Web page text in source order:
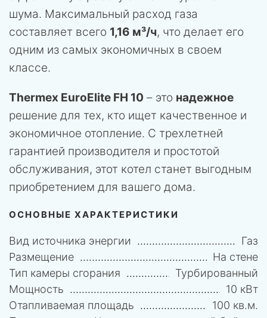
шума. Максимальный расход газа
составляет всего 1,16 м³/ч, что делает его
одним из самых экономичных в своем
классе.
Thermex EuroElite FH 10 – это надежное
решение для тех, кто ищет качественное и
экономичное отопление. С трехлетней
гарантией производителя и простотой
обслуживания, этот котел станет выгодным
приобретением для вашего дома.
ОСНОВНЫЕ ХАРАКТЕРИСТИКИ
Вид источника энергии
Газ
Размещение
На стене
Тип камеры сгорания
Турбированный
Мощность
10 кВт
Отапливаемая площадь
100 кв.м.